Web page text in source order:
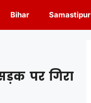
Bihar Samastipur
पर गिरा